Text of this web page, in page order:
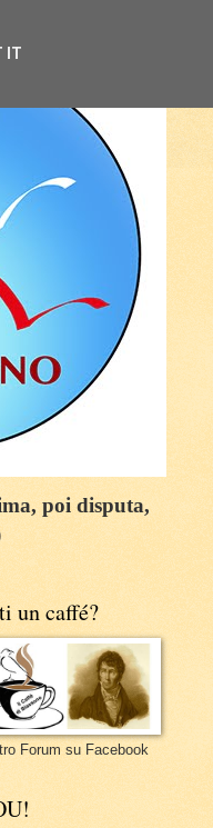
poi disputa,
un caffé?
Forum su Facebook
IT